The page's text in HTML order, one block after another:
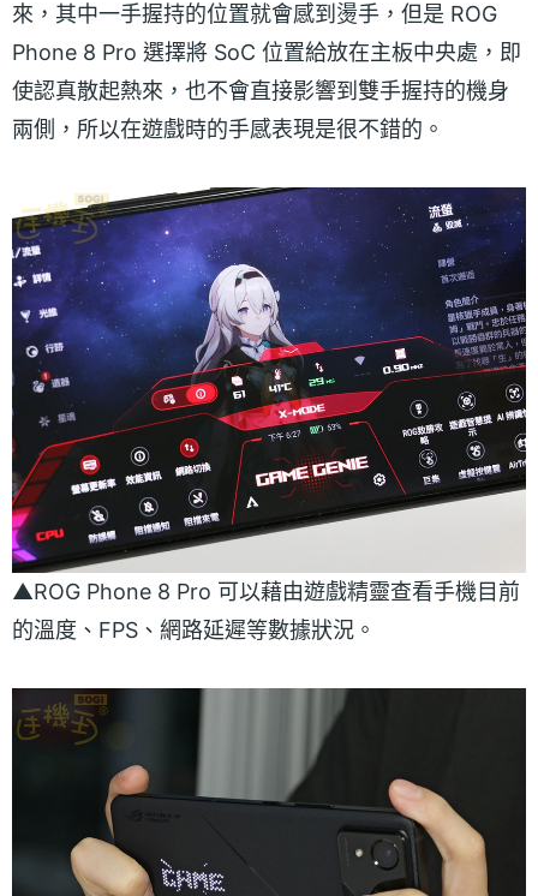
來，其中一手握持的位置就會感到燙手，但是 ROG
Phone 8 Pro 選擇將 SoC 位置給放在主板中央處，即
使認真散起熱來，也不會直接影響到雙手握持的機身
兩側，所以在遊戲時的手感表現是很不錯的。
▲ROG Phone 8 Pro 可以藉由遊戲精靈查看手機目前
的溫度、FPS、網路延遲等數據狀況。